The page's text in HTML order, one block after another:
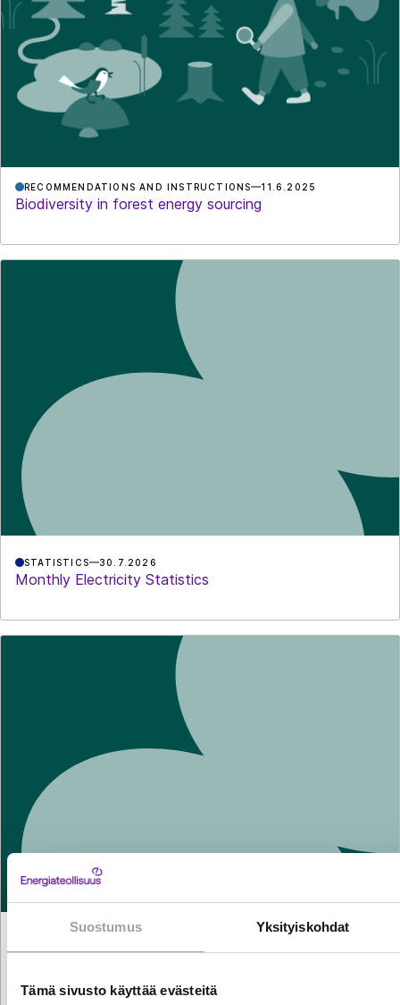
Suostumus Yksityiskohdat
Tämä sivusto käyttää evästeitä
RECOMMENDATIONS AND INSTRUCTIONS 11.6.2025
Biodiversity in forest energy sourcing
STATISTICS 30.7.2026
Monthly Electricity Statistics
Finnish Energy response on Nature Directives –